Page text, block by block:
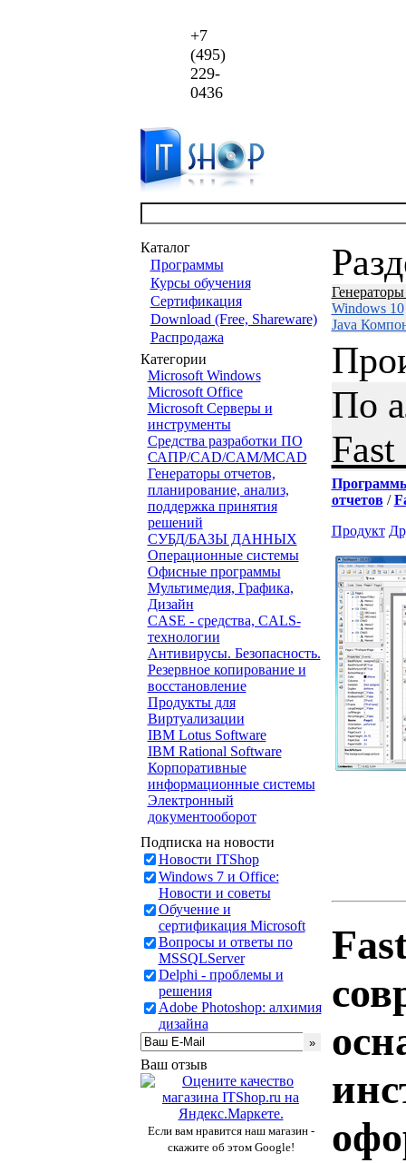
+7
(495)
229-
0436
Каталог
Программы
Курсы обучения
Сертификация
Download (Free, Shareware)
Распродажа
Категории
Microsoft Windows
Microsoft Office
Microsoft Серверы и
инструменты
Средства разработки ПО
САПР/CAD/CAM/MCAD
Генераторы отчетов,
планирование, анализ,
поддержка принятия
решений
СУБД/БАЗЫ ДАННЫХ
Операционные системы
Офисные программы
Мультимедия, Графика,
Дизайн
CASE - средства, CALS-
технологии
Антивирусы. Безопасность.
Резервное копирование и
восстановление
Продукты для
Виртуализации
IBM Lotus Software
IBM Rational Software
Корпоративные
информационные системы
Электронный
документооборот
Подписка на новости
Новости ITShop
Windows 7 и Office:
Новости и советы
Обучение и
сертификация Microsoft
Вопросы и ответы по
MSSQLServer
Delphi - проблемы и
решения
Adobe Photoshop: алхимия
дизайна
Ваш отзыв
Если вам нравится наш магазин -
скажите об этом Google!
Генераторы
Windows 10
Java
По
отчетов/
Продукт